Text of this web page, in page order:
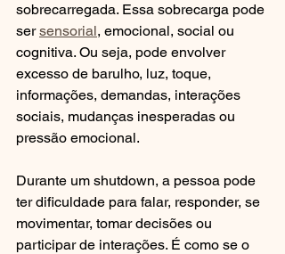
sobrecarregada. Essa sobrecarga pode
ser sensorial, emocional, social ou
cognitiva. Ou seja, pode envolver
excesso de barulho, luz, toque,
informações, demandas, interações
sociais, mudanças inesperadas ou
pressão emocional.
Durante um shutdown, a pessoa pode
ter dificuldade para falar, responder, se
movimentar, tomar decisões ou
participar de interações. É como se o